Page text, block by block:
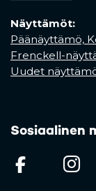
Näyttämöt:
Päänäyttämö,
Frenckell-
Uudet
Sosiaalinen